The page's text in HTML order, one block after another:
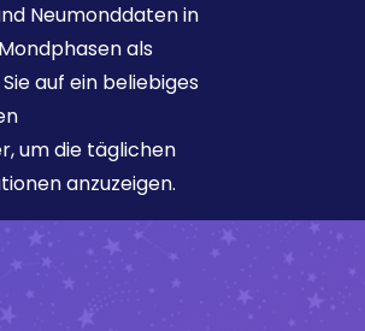
Neumonddaten in
als
auf ein beliebiges
um die täglichen
anzuzeigen.